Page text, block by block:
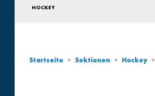
HOCKEY
Startseite Sektionen Hockey